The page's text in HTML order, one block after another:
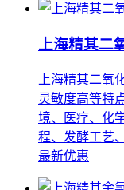
上海精其二
上海精其二氧
灵敏度高等特
境、医疗、化
程、发酵工艺
最新优惠